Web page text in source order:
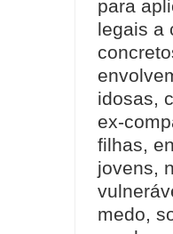
para
legais a
idosas,
ex-
filhas,
jovens,
medo,